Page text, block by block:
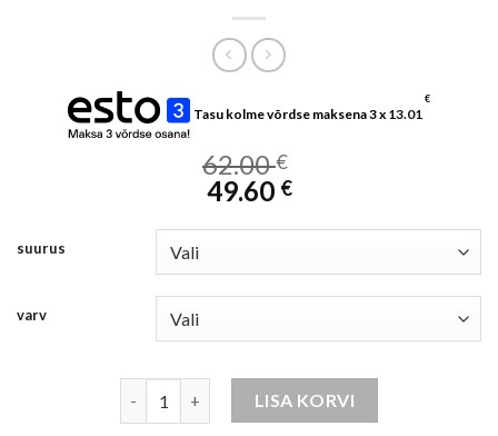
Tasu kolme võrdse maksena 3 x 13.01
€
62.00€
49.60 €
suurus
varv
meeste ruuduline villane jope kogus
LISA KORVI